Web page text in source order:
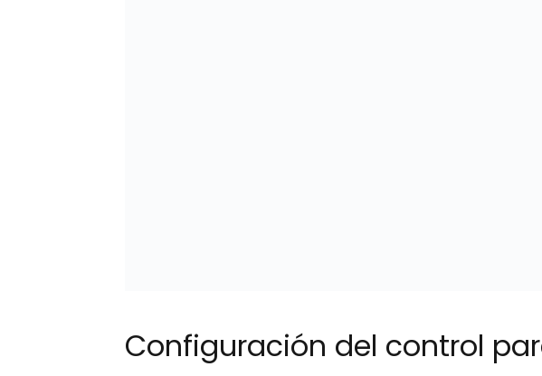
Configuración del control